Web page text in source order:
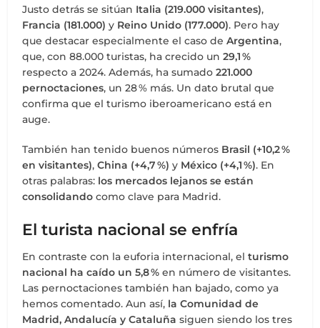
Justo detrás se sitúan Italia (219.000 visitantes),
Francia (181.000) y Reino Unido (177.000). Pero hay
que destacar especialmente el caso deArgentina,
que, con 88.000 turistas, ha crecido un29,1 %
respecto a 2024. Además, ha sumado221.000
pernoctaciones, un 28 % más. Un dato brutal que
confirma que el turismo iberoamericano está en
auge.
También han tenido buenos números Brasil (+10,2 %
en visitantes),China (+4,7 %) y México (+4,1 %). En
otras palabras: los mercados lejanos se están
consolidando como clave para Madrid.
El turista nacional se enfría
En contraste con la euforia internacional, elturismo
nacional ha caído un 5,8 % en número de visitantes.
Las pernoctaciones también han bajado, como ya
hemos comentado. Aun así, la Comunidad de
Madrid, Andalucía y Cataluña siguen siendo los tres